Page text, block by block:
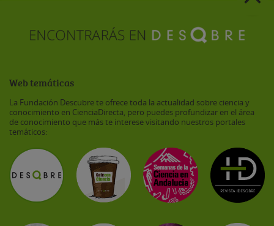
Web temáticas
La Fundación Descubre te ofrece toda la actualidad sobre ciencia y
conocimiento en CienciaDirecta, pero puedes profundizar en el área
de conocimiento que más te interese visitando nuestros portales
temáticos: